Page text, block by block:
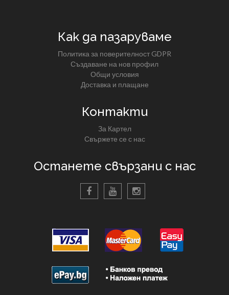
Как да пазаруваме
Политика за поверителност GDPR
Създаване на нов профил
Общи условия
Доставка и плащане
Контакти
За Картел
Свържете се с нас
Останете свързани с нас